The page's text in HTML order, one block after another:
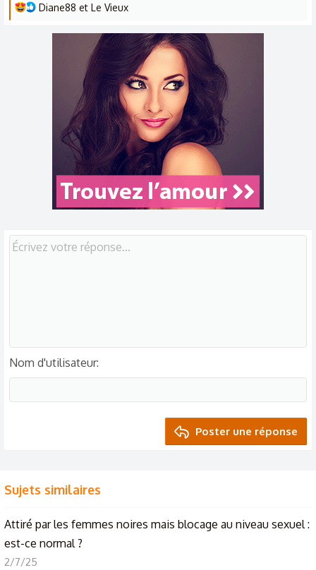
L
Diane88 et Le Vieux
Nom d'utilisateur
Poster une réponse
Sujets similaires
Attiré par les femmes noires mais blocage au niveau sexuel :
est-ce normal ?
2/7/25